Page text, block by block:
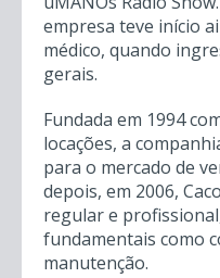
empresa teve início
médico, quando
gerais.
Fundada em 1994
locações, a
para o mercado de
depois, em 2006,
regular e
fundamentais como
manutenção.